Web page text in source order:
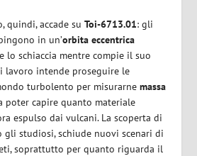
quindi, accade suToi-6713.01: gli
in un’orbita eccentrica
lo schiaccia mentre compie il suo
lavoro intende proseguire le
turbolento per misurarnemassa
poter capire quanto materiale
espulso dai vulcani. La scoperta di
gli studiosi, schiude nuovi scenari di
soprattutto per quanto riguarda il